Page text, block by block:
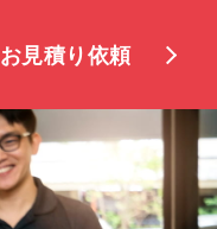
お見積り依頼